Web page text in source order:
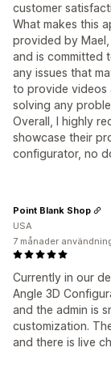
customer
What makes this
provided by
and is committed
any issues that
to provide videos
solving any
Overall, I highly
showcase their
configurator, no
Currently in our
Angle 3D
and the admin is
customization.
and there is live
Point Blank Shop
USA
7 månader